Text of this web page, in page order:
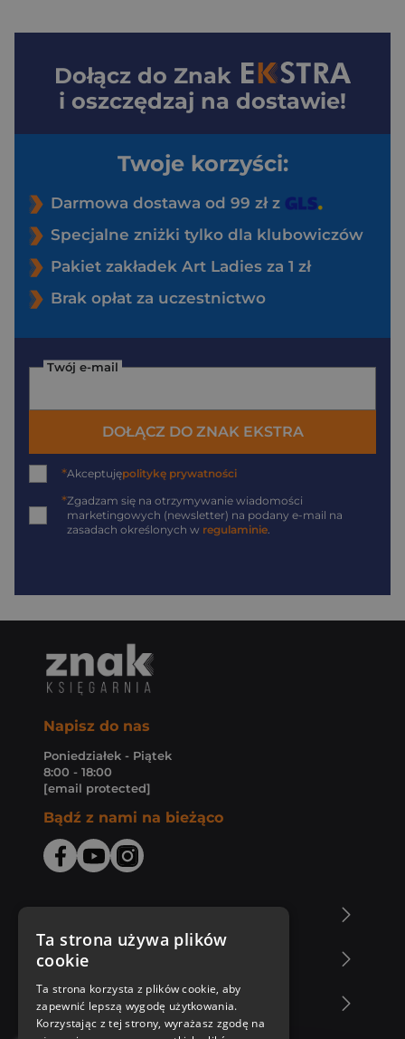
Dołącz do Znak
i oszczędzaj na dostawie!
Twoje korzyści:
Darmowa dostawa od 99 zł z
Specjalne zniżki tylko dla klubowiczów
Pakiet zakładek Art Ladies za 1 zł
Brak opłat za uczestnictwo
Twój e-mail
DOŁĄCZ DO ZNAK EKSTRA
*Akceptujępolitykę prywatności
*Zgadzam się na otrzymywanie wiadomości
marketingowych (newsletter) na podany e-mail na
zasadach określonych w regulaminie
Napisz do nas
Poniedziałek - Piątek
8:00 - 18:00
[email protected]
Bądź z nami na bieżąco
Zakupy u nas
Nasza oferta
Ta strona używa plików
cookie
Ta strona korzysta z plików cookie, aby
zapewnić lepszą wygodę użytkowania.
Korzystając z tej strony, wyrażasz zgodę na